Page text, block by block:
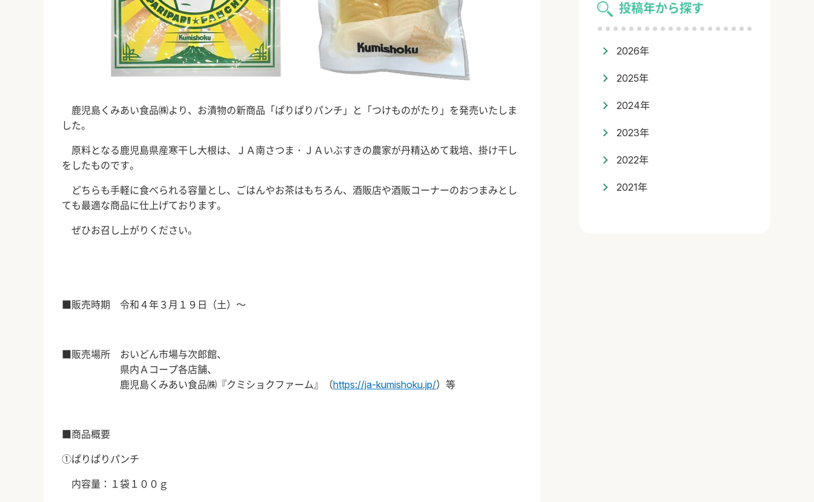
投稿年から探す
2026年
2025年
2024年
2023年
2022年
2021年
鹿児島くみあい食品㈱より、お漬物の新商品「ぱりぱりパンチ」と「つけものがたり」を発売いたしま
した。
原料となる鹿児島県産寒干し大根は、ＪＡ南さつま・ＪＡいぶすきの農家が丹精込めて栽培、掛け干し
をしたものです。
どちらも手軽に食べられる容量とし、ごはんやお茶はもちろん、酒販店や酒販コーナーのおつまみとし
ても最適な商品に仕上げております。
ぜひお召し上がりください。
■販売時期 令和４年３月１９日（土）～
■販売場所 おいどん市場与次郎館、
県内Ａコープ各店舗、
鹿児島くみあい食品㈱『クミショクファーム』（https://ja-kumishoku.jp/）等
■商品概要
①ぱりぱりパンチ
内容量：１袋１００ｇ